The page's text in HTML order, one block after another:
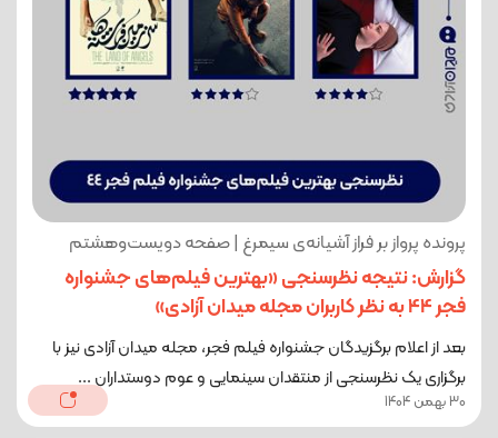
پرونده پرواز بر فراز آشیانه‌ی سیمرغ | صفحه دویست‌وهشتم
گزارش: نتیجه نظرسنجی «بهترین فیلم‌های جشنواره
فجر 44 به نظر کاربران مجله میدان آزادی»
بعد از اعلام برگزیدگان جشنواره فیلم فجر، مجله میدان آزادی نیز با
برگزاری یک نظرسنجی از منتقدان سینمایی و عوم دوستداران ...
30 بهمن 1404